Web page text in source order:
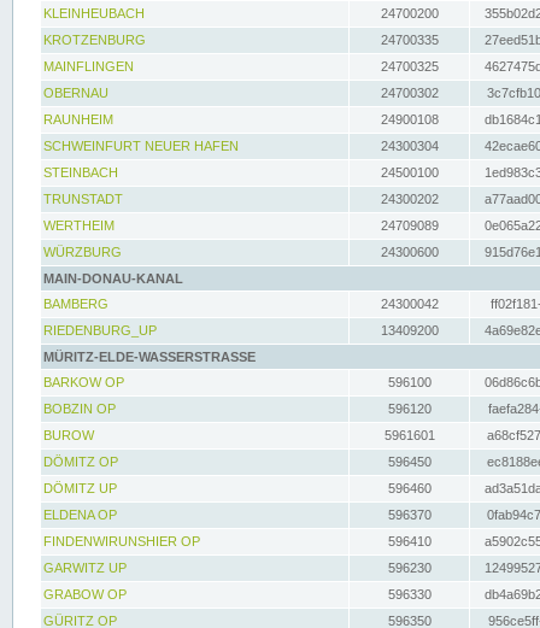
KLEINHEUBACH 24700200
KROTZENBURG
24700335
MAINFLINGEN
24700325
OBERNAU
24700302
RAUNHEIM
24900108
SCHWEINFURT NEUER HAFEN
24300304
STEINBACH
24500100
TRUNSTADT
24300202
WERTHEIM
24709089
WÜRZBURG
24300600
MAIN-DONAU-KANAL
BAMBERG
24300042
RIEDENBURG_UP
13409200
MÜRITZ-ELDE-WASSERSTRASSE
BARKOW OP
596100
BOBZIN OP
596120
BUROW
5961601
DÖMITZ OP
596450
DÖMITZ UP
596460
ELDENA OP
596370
FINDENWIRUNSHIER OP
596410
GARWITZ UP
596230
GRABOW OP
596330
GÜRITZ OP
596350